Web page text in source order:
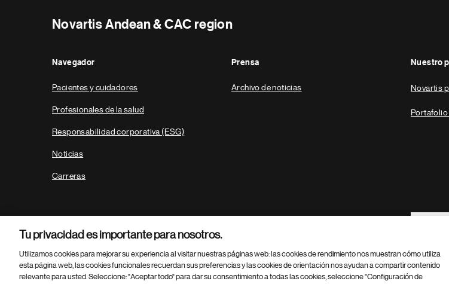
Novartis Andean & CAC region
Navegador
Pacientes y cuidadores
Profesionales de la salud
Responsabilidad corporativa (ESG)
Noticias
Carreras
Prensa
Archivo de noticias
Nuestro
Novartis
Portafolio
Footer
Parte
© 2026 Novartis AG
Tu privacidad es importante para nosotros.
Utilizamos cookies para mejorar su experiencia al visitar nuestras páginas web: las cookies de rendimiento nos muestran cómo utiliza
esta página web, las cookies funcionales recuerdan sus preferencias y las cookies de orientación nos ayudan a compartir contenido
relevante para usted. Seleccione: "Aceptar todo" para dar su consentimiento a todas las cookies, seleccione "Configuración de